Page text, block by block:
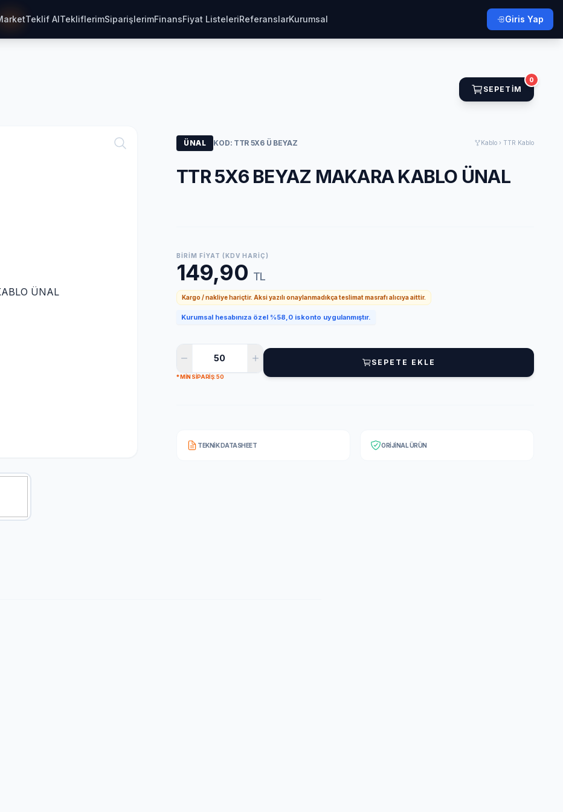
Teklif AlTekliflerimSiparişlerimFinansFiyat ListeleriReferanslarKurumsal Giris Yap
SEPETIM
0
ÜNAL KOD: TTR 5X6 Ü BEYAZ Kablo › TTR Kablo
TTR 5X6 BEYAZ MAKARA KABLO ÜNAL
BIRIM FIYAT (KDV HARIÇ)
149,90 TL
Kargo / nakliye hariçtir. Aksi yazılı onaylanmadıkça teslimat masrafı alıcıya aittir.
Kurumsal hesabınıza özel %58,0 iskonto uygulanmıştır.
* MIN SIPARIŞ: 50
SEPETE EKLE
TEKNIK DATASHEET ORIJINAL ÜRÜN